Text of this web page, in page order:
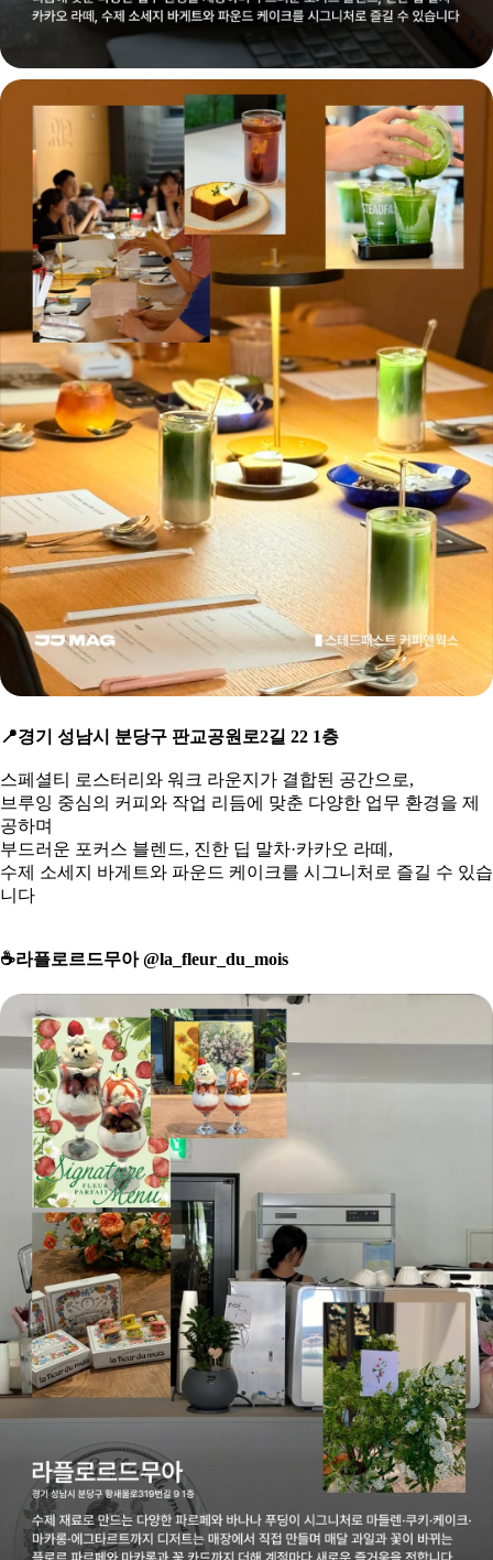
📍경기 성남시 분당구 판교공원로2길 22 1층
스페셜티 로스터리와 워크 라운지가 결합된 공간으로,
브루잉 중심의 커피와 작업 리듬에 맞춘 다양한 업무 환경을 제
공하며
부드러운 포커스 블렌드, 진한 딥 말차·카카오 라떼,
수제 소세지 바게트와 파운드 케이크를 시그니처로 즐길 수 있습
니다
☕️라플로르드무아 @la_fleur_du_mois